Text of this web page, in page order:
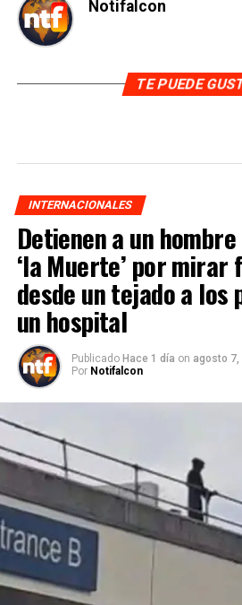
Notifalcon
TE PUEDE
INTERNACIONALES
Detienen a un
‘la Muerte’ por mirar
desde un tejado a los
un hospital
Publicado Hace 1 día on agosto 7,
Por Notifalcon